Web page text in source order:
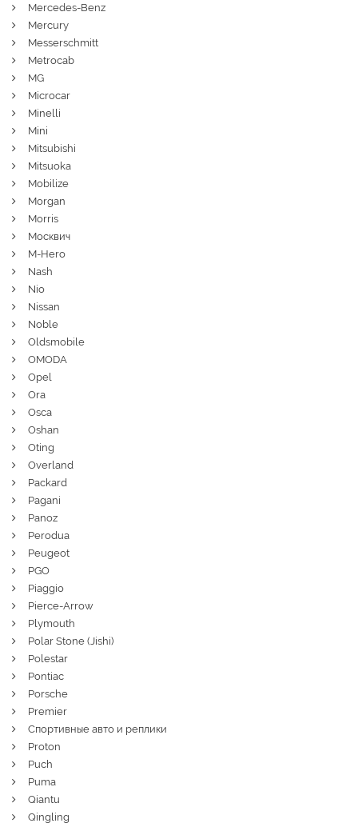
Mercedes-Benz
Mercury
Messerschmitt
Metrocab
MG
Microcar
Minelli
Mini
Mitsubishi
Mitsuoka
Mobilize
Morgan
Morris
Москвич
M-Hero
Nash
Nio
Nissan
Noble
Oldsmobile
OMODA
Opel
Ora
Osca
Oshan
Oting
Overland
Packard
Pagani
Panoz
Perodua
Peugeot
PGO
Piaggio
Pierce-Arrow
Plymouth
Polar Stone (Jishi)
Polestar
Pontiac
Porsche
Premier
Спортивные авто и реплики
Proton
Puch
Puma
Qiantu
Qingling